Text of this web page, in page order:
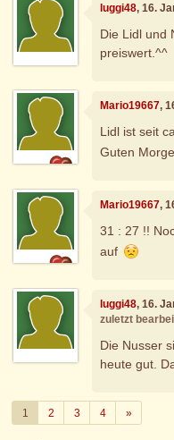
luggi48, 16.
Die Lidl und
preiswert.^^
Mario19667,
Lidl ist seit
Guten
Mario19667,
31 : 27 !!
auf
luggi48, 16.
zuletzt
Die Nusser
heute gut.
1 2 3 4 »Weiter